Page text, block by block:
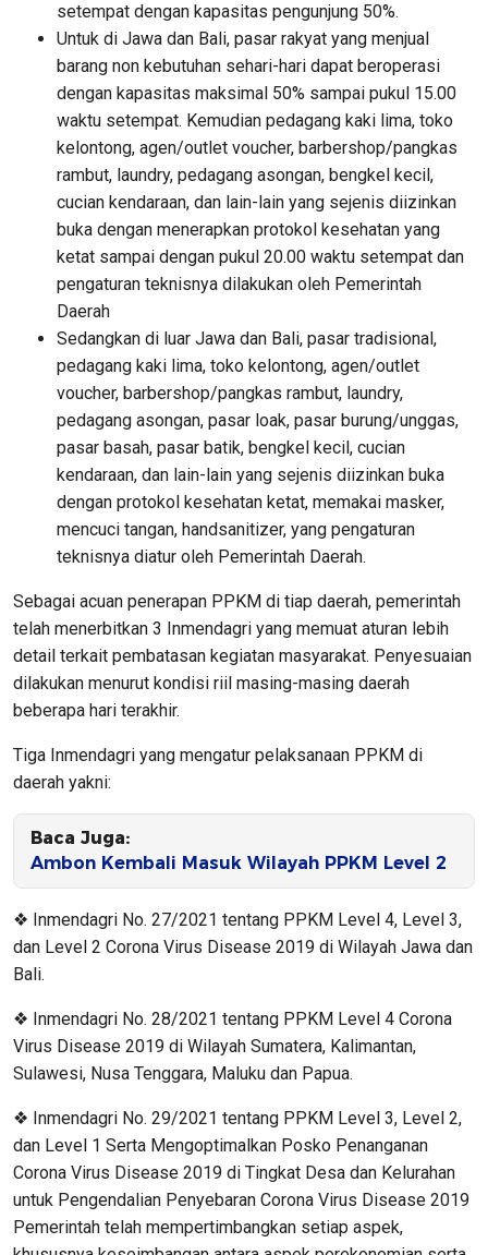
setempat dengan kapasitas pengunjung 50%.
Untuk di Jawa dan Bali, pasar rakyat yang menjual
barang non kebutuhan sehari-hari dapat beroperasi
dengan kapasitas maksimal 50% sampai pukul 15.00
waktu setempat. Kemudian pedagang kaki lima, toko
kelontong, agen/outlet voucher, barbershop/pangkas
rambut, laundry, pedagang asongan, bengkel kecil,
cucian kendaraan, dan lain-lain yang sejenis diizinkan
buka dengan menerapkan protokol kesehatan yang
ketat sampai dengan pukul 20.00 waktu setempat dan
pengaturan teknisnya dilakukan oleh Pemerintah
Daerah
Sedangkan di luar Jawa dan Bali, pasar tradisional,
pedagang kaki lima, toko kelontong, agen/outlet
voucher, barbershop/pangkas rambut, laundry,
pedagang asongan, pasar loak, pasar burung/unggas,
pasar basah, pasar batik, bengkel kecil, cucian
kendaraan, dan lain-lain yang sejenis diizinkan buka
dengan protokol kesehatan ketat, memakai masker,
mencuci tangan, handsanitizer, yang pengaturan
teknisnya diatur oleh Pemerintah Daerah.
Sebagai acuan penerapan PPKM di tiap daerah, pemerintah
telah menerbitkan 3 Inmendagri yang memuat aturan lebih
detail terkait pembatasan kegiatan masyarakat. Penyesuaian
dilakukan menurut kondisi riil masing-masing daerah
beberapa hari terakhir.
Tiga Inmendagri yang mengatur pelaksanaan PPKM di
daerah yakni:
Baca Juga:
Ambon Kembali Masuk Wilayah PPKM Level 2
❖ Inmendagri No. 27/2021 tentang PPKM Level 4, Level 3,
dan Level 2 Corona Virus Disease 2019 di Wilayah Jawa dan
Bali.
❖ Inmendagri No. 28/2021 tentang PPKM Level 4 Corona
Virus Disease 2019 di Wilayah Sumatera, Kalimantan,
Sulawesi, Nusa Tenggara, Maluku dan Papua.
❖ Inmendagri No. 29/2021 tentang PPKM Level 3, Level 2,
dan Level 1 Serta Mengoptimalkan Posko Penanganan
Corona Virus Disease 2019 di Tingkat Desa dan Kelurahan
untuk Pengendalian Penyebaran Corona Virus Disease 2019
Pemerintah telah mempertimbangkan setiap aspek,